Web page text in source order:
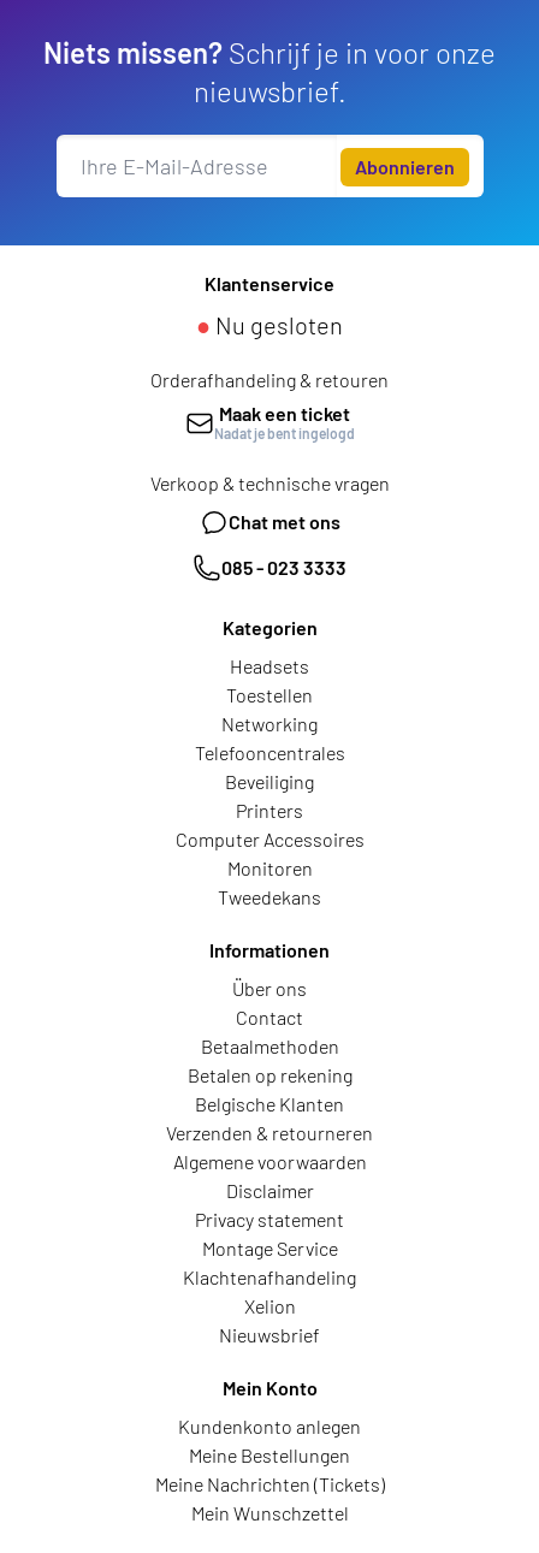
Niets missen? Schrijf je in voor onze
nieuwsbrief.
Abonnieren
Klantenservice
● Nu gesloten
Orderafhandeling & retouren
Maak een ticket
Nadat je bent ingelogd
Verkoop & technische vragen
Chat met ons
085 - 023 3333
Kategorien
Headsets
Toestellen
Networking
Telefooncentrales
Beveiliging
Printers
Computer Accessoires
Monitoren
Tweedekans
Informationen
Über ons
Contact
Betaalmethoden
Betalen op rekening
Belgische Klanten
Verzenden & retourneren
Algemene voorwaarden
Disclaimer
Privacy statement
Montage Service
Klachtenafhandeling
Xelion
Nieuwsbrief
Mein Konto
Kundenkonto anlegen
Meine Bestellungen
Meine Nachrichten (Tickets)
Mein Wunschzettel